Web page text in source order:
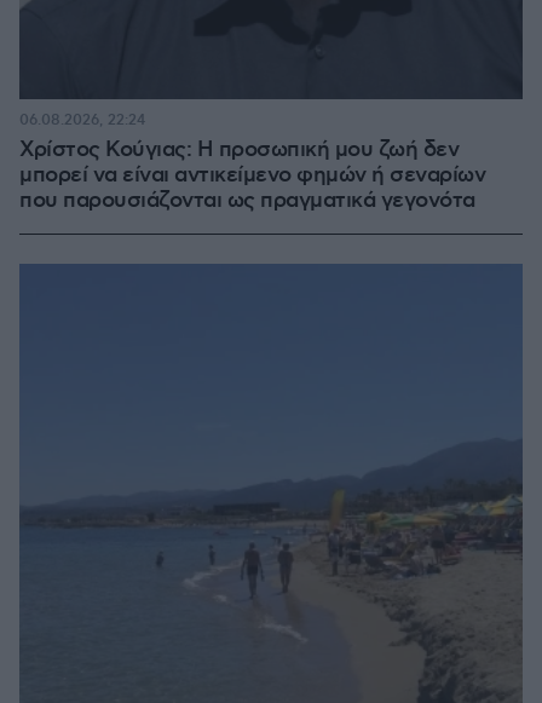
Χρίστος Κούγιας: Η προσωπική μου ζωή δεν
μπορεί να είναι αντικείμενο φημών ή σεναρίων
που παρουσιάζονται ως πραγματικά γεγονότα
06.08.2026, 22:24